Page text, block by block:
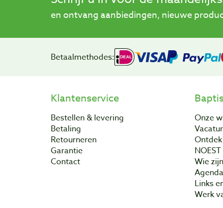
en ontvang aanbiedingen, nieuwe
Betaalmethodes:
Klantenservice
Bestellen & levering
Betaling
Retourneren
Garantie
Contact
Onze
NOEST
Wie
Agenda
Links
Werk